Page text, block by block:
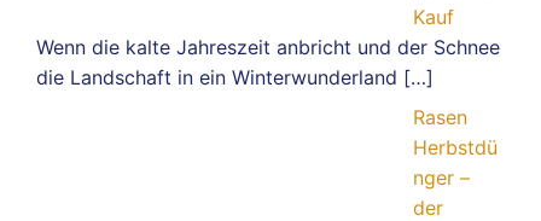
Kauf
Wenn die kalte Jahreszeit anbricht und der Schnee
die Landschaft in ein Winterwunderland […]
Rasen
Herbstdü
nger –
der